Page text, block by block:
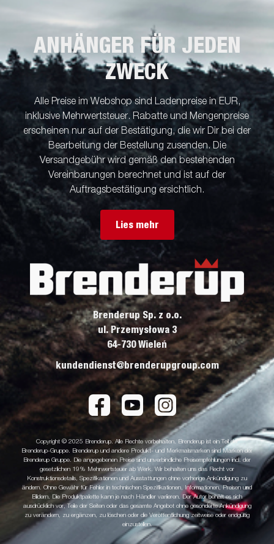
ANHÄNGER FÜR JEDEN
ZWECK
Alle Preise im Webshop sind Ladenpreise in EUR,
inklusive Mehrwertsteuer. Rabatte und Mengenpreise
erscheinen nur auf der Bestätigung, die wir Dir bei der
Bearbeitung der Bestellung zusenden. Die
Versandgebühr wird gemäß den bestehenden
Vereinbarungen berechnet und ist auf der
Auftragsbestätigung ersichtlich.
Lies mehr
Brenderup Sp. z o.o.
ul. Przemysłowa 3
64-730 Wieleń
kundendienst@brenderupgroup.com
Copyright © 2025 Brenderup. Alle Rechte vorbehalten. Brenderup ist ein Teil der
Brenderup-Gruppe. Brenderup und andere Produkt- und Merkmalsmarken sind Marken der
Brenderup Gruppe. Die angegebenen Preise sind unverbindliche Preisempfehlungen incl. der
gesetzlichen 19% Mehrwertsteuer ab Werk. Wir behalten uns das Recht vor
Konstruktionsdetails, Spezifikationen und Ausstattungen ohne vorherige Ankündigung zu
ändern. Ohne Gewähr für Fehler in technischen Spezifikationen, Informationen, Preisen und
Bildern. Die Produktpalette kann je nach Händler variieren. Der Autor behält es sich
ausdrücklich vor, Teile der Seiten oder das gesamte Angebot ohne gesonderte Ankündigung
zu verändern, zu ergänzen, zu löschen oder die Veröffentlichung zeitweise oder endgültig
einzustellen.